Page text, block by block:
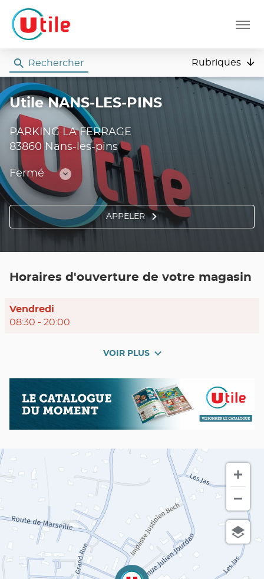
Menu
Rechercher Rubriques
Utile
Utile NANS-LES-PINS
PARKING LA FERRAGE
83860 Nans-les-pins
Fermé
Consulter
les
horaires
APPELERAFFICHER
LE
TÉLÉPHONE
DE
Horaires d'ouverture de votre magasin
Horaires
d'ouverture
Vendredi
08:30 - 20:00
VOIR PLUS
et
horaires
d'ouverture
du
Utile
NANS-
LES-
PINS
promos
moment